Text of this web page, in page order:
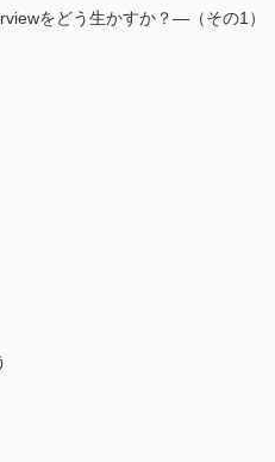
をどう生かすか？―（その1）